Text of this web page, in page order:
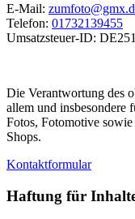
E-Mail:
Telefon: 01732139455
Umsatzsteuer-ID:
Die Verantwortung des
allem und insbesondere
Fotos, Fotomotive
Shops.
Kontaktformular
Haftung für